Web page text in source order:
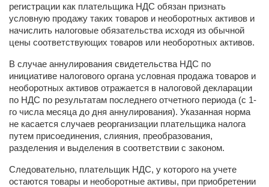
регистрации как плательщика НДС обязан признать
условную продажу таких товаров и необоротных активов и
начислить налоговые обязательства исходя из обычной
цены соответствующих товаров или необоротных активов.
В случае аннулирования свидетельства НДС по
инициативе налогового органа условная продажа товаров и
необоротных активов отражается в налоговой декларации
по НДС по результатам последнего отчетного периода (с 1-
го числа месяца до дня аннулирования). Указанная норма
не касается случаев реорганизации плательщика налога
путем присоединения, слияния, преобразования,
разделения и выделения в соответствии с законом.
Следовательно, плательщик НДС, у которого на учете
остаются товары и необоротные активы, при приобретении